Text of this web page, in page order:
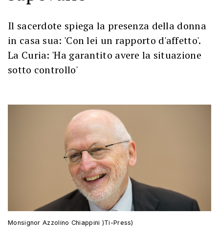
Il sacerdote spiega la presenza della donna
in casa sua: 'Con lei un rapporto d'affetto'.
La Curia: 'Ha garantito avere la situazione
sotto controllo'
Monsignor Azzolino Chiappini )Ti-Press)